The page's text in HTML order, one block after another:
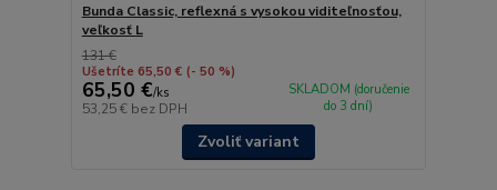
Bunda Classic, reflexná s vysokou viditeľnosťou,
veľkosť L
131 €
Ušetríte 65,50 € (- 50 %)
65,50 €/ks
53,25 € bez DPH
SKLADOM (doručenie
do 3 dní)
Zvoliť variant